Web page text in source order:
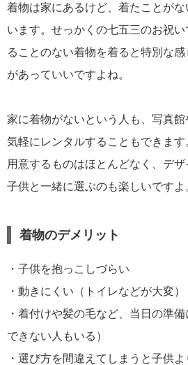
着物は家にあるけど、着たことが
います。せっかくの七五三のお祝
ることのない着物を着ると特別な
があっていいですよね。
家に着物がないという人も、写真
気軽にレンタルすることもできま
用意するものはほとんどなく、デザ
子供と一緒に選ぶのも楽しいですよ
着物のデメリット
・子供を抱っこしづらい
・動きにくい（トイレなどが大変）
・着付けや髪の毛など、当日の準
できない人もいる）
・選び方を間違えてしまうと子供